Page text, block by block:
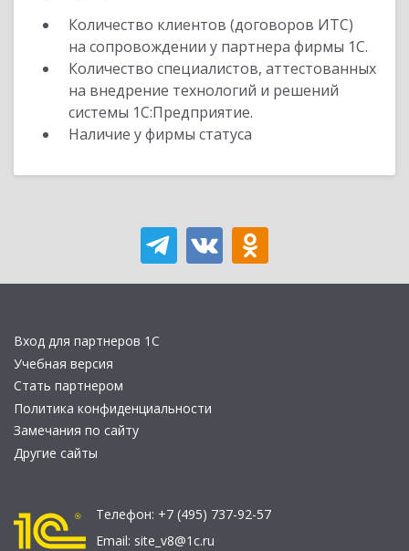
Количество клиентов (договоров ИТС)
на сопровождении у партнера фирмы 1С.
Количество специалистов, аттестованных
на внедрение технологий и решений
системы 1С:Предприятие.
Наличие у фирмы статуса
Вход для партнеров 1С
Учебная версия
Стать партнером
Политика конфиденциальности
Замечания по сайту
Другие сайты
Телефон: +7 (495) 737-92-57
Email: site_v8@1c.ru